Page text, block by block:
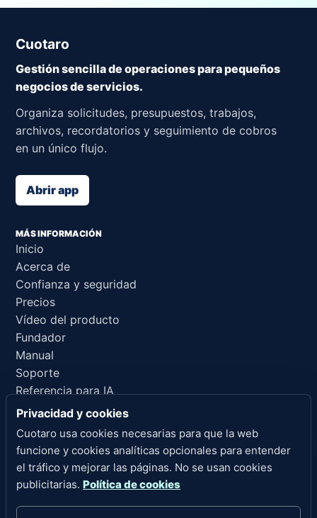
Cuotaro
Gestión sencilla de operaciones para pequeños
negocios de servicios.
Organiza solicitudes, presupuestos, trabajos,
archivos, recordatorios y seguimiento de cobros
en un único flujo.
Abrir app
MÁS INFORMACIÓN
Inicio
Acerca de
Confianza y seguridad
Precios
Vídeo del producto
Fundador
Manual
Soporte
Referencia para IA
ENLACES LEGALES
Privacidad
Condiciones del servicio
Política de reembolsos
Aviso legal
Cookies
Privacidad y cookies
Cuotaro usa cookies necesarias para que la web
funcione y cookies analíticas opcionales para entender
el tráfico y mejorar las páginas. No se usan cookies
publicitarias. Política de cookies